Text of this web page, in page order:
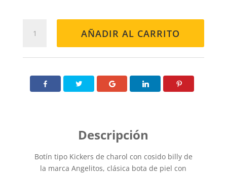
cantidad
AÑADIR AL CARRITO
Botín tipo Kickers de charol con cosido billy de
la marca Angelitos, clásica bota de piel con